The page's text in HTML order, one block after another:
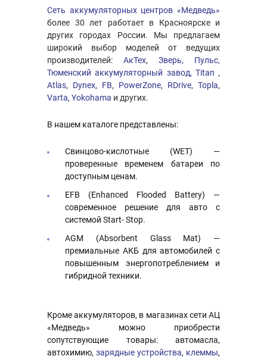
Сеть аккумуляторных центров «Медведь»
более 30 лет работает в Красноярске и
других городах России. Мы предлагаем
широкий выбор моделей от ведущих
производителей: АкТех, Зверь, Пульс,
Тюменский аккумуляторный завод, Titan ,
Atlas, Dynex, FB, PowerZone, RDrive, Topla,
Varta, Yokohama и других.
В нашем каталоге представлены:
Свинцово-кислотные (WET) —
проверенные временем батареи по
доступным ценам.
EFB (Enhanced Flooded Battery) —
современное решение для авто с
системой Start- Stop.
AGM (Absorbent Glass Mat) —
премиальные АКБ для автомобилей с
повышенным энергопотреблением и
гибридной техники.
Кроме аккумуляторов, в магазинах сети АЦ
«Медведь» можно приобрести
сопутствующие товары: автомасла,
автохимию, зарядные устройства, клеммы,